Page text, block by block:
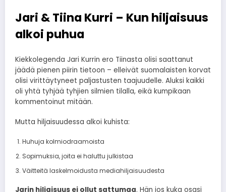
Jari & Tiina Kurri – Kun hiljaisuus
alkoi puhua
Kiekkolegenda Jari Kurrin ero Tiinasta olisi saattanut
jäädä pienen piirin tietoon – elleivät suomalaisten korvat
olisi virittäytyneet paljastusten taajuudelle. Aluksi kaikki
oli yhtä tyhjää tyhjien silmien tilalla, eikä kumpikaan
kommentoinut mitään.
Mutta hiljaisuudessa alkoi kuhista:
Huhuja kolmiodraamoista
Sopimuksia, joita ei haluttu julkistaa
Väitteitä laskelmoidusta mediahiljaisuudesta
Jarin hiljaisuus ei ollut sattumaa. Hän jos kuka osasi